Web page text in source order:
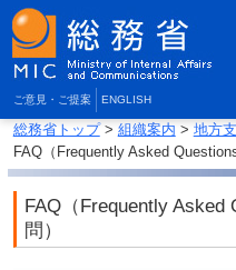
ご意見・ご提案 ENGLISH
総務省トップ> 組織案内 > 地方
FAQ（Frequently Asked
FAQ（Frequently Asked
問）